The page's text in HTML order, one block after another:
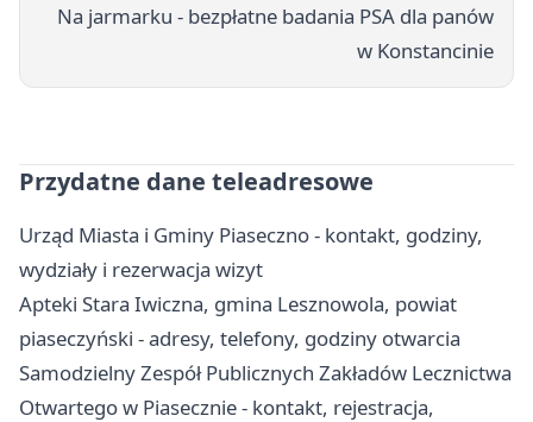
Na jarmarku - bezpłatne badania PSA dla panów
w Konstancinie
Przydatne dane teleadresowe
Urząd Miasta i Gminy Piaseczno - kontakt, godziny,
wydziały i rezerwacja wizyt
Apteki Stara Iwiczna, gmina Lesznowola, powiat
piaseczyński - adresy, telefony, godziny otwarcia
Samodzielny Zespół Publicznych Zakładów Lecznictwa
Otwartego w Piasecznie - kontakt, rejestracja,